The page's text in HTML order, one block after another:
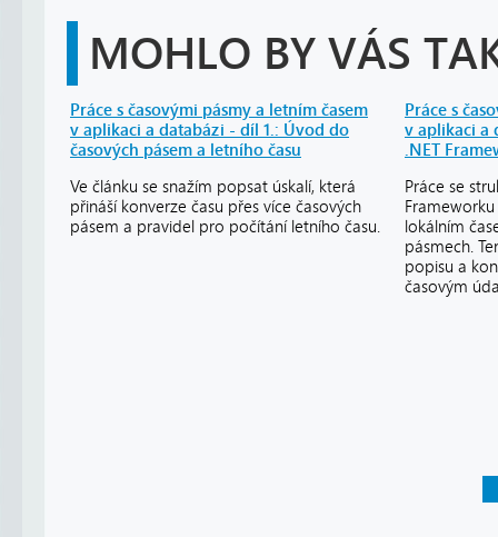
MOHLO BY VÁS
Práce s časovými pásmy a letním časem
v aplikaci a databázi - díl 1.: Úvod do
časových pásem a letního času
Ve článku se snažím popsat úskalí, která
přináší konverze času přes více časových
pásem a pravidel pro počítání letního času.
Práce s
v aplikaci a
.NET
Práce se
lokálním
pásmech.
popisu a
časovým